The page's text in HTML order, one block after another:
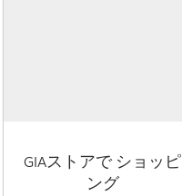
GIAストアで ショッピ
ング